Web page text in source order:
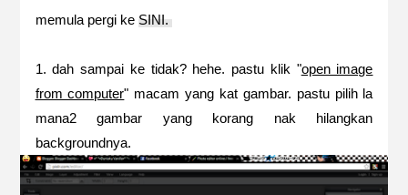
memula pergi ke SINI.
1. dah sampai ke tidak? hehe. pastu klik "open image
from computer" macam yang kat gambar. pastu pilih la
mana2 gambar yang korang nak hilangkan
backgroundnya.